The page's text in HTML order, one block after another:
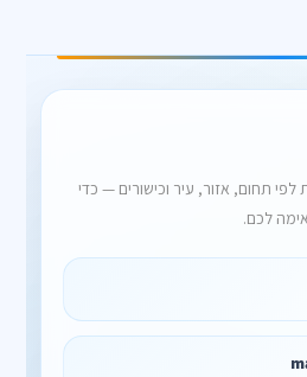
תחום, אזור, עיר וכישורים — כדי
לכם.